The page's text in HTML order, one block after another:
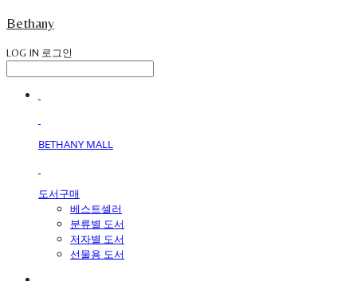
Bethany
LOG IN 로그인
BETHANY MALL
도서구매
베스트셀러
분류별 도서
저자별 도서
선물용 도서